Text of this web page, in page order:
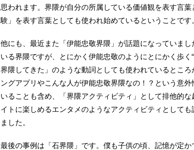
思われます。界隈が自分の所属している価値観を表す言
験」を表す言葉としても使われ始めているということです
他にも、最近また「伊能忠敬界隈」が話題になっていま
いる界隈ですが、とにかく伊能忠敬のようにとにかく歩く
界隈してきた」のような動詞としても使われているとこ
ングアプリやこんな人が伊能忠敬界隈なの！？という意
いることも含め、「界隈アクティビティ」として排他的
イトに楽しめるエンタメのようなアクティビティとして
ました。
最後の事例は「石界隈」です。僕も子供の頃、記憶が定